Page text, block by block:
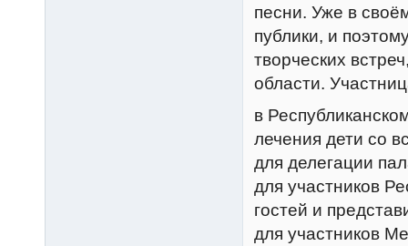
песни. Уже в
публики, и
творческих
области.
в
лечения дети со
для делегации
для участников
гостей и
для участников